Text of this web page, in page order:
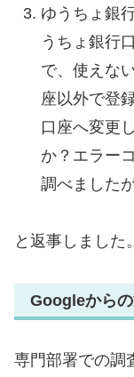
ゆうちょ銀
うちょ銀行
で、使えな
座以外で登
口座へ変更
か？エラー
調べました
と返事しました。
Googleから
専門部署での調